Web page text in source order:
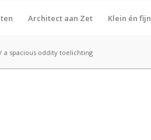
Architect aan Zet Klein én fijn
/ a spacious oddity toelichting